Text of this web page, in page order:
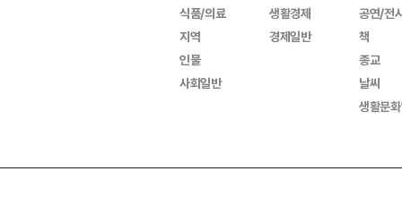
식품/의료
지역
인물
사회일반
생활경제
경제일반
공연/전
책
종교
날씨
생활문